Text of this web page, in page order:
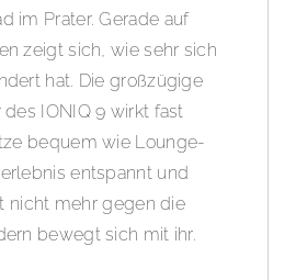
im Prater. Gerade auf
zeigt sich, wie sehr sich
hat. Die großzügige
IONIQ 9 wirkt fast
bequem wie Lounge-
entspannt und
nicht mehr gegen die
bewegt sich mit ihr.